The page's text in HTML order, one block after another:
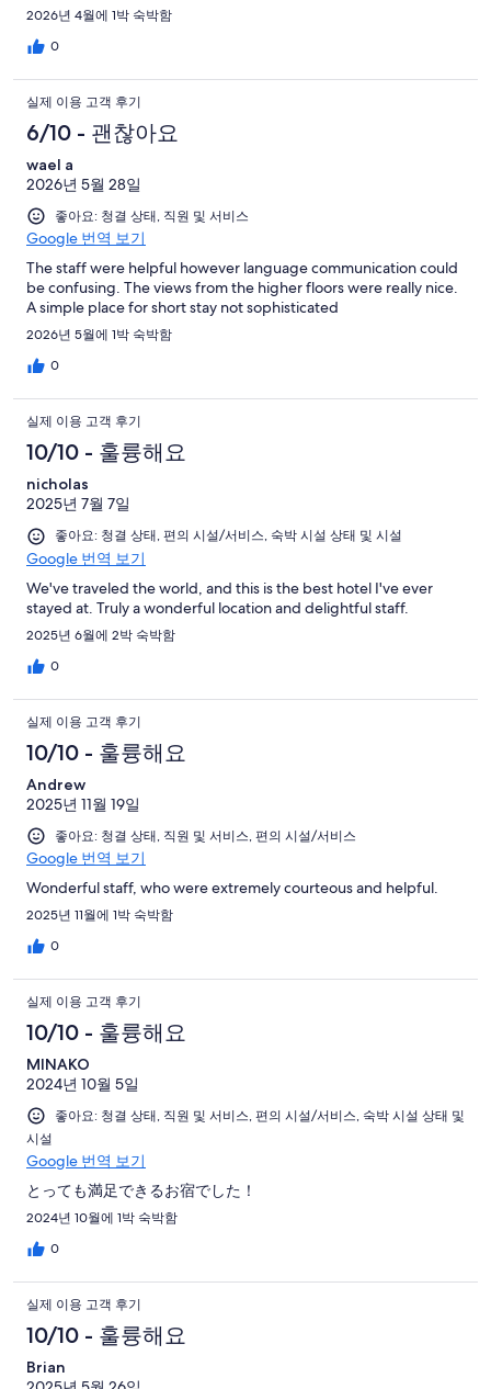
2026년 4월에 1박 숙박함
0
실제 이용 고객 후기
6/10 - 괜찮아요
wael a
2026년 5월 28일
좋아요: 청결 상태, 직원 및 서비스
Google 번역 보기
The staff were helpful however language communication could
be confusing. The views from the higher floors were really nice.
A simple place for short stay not sophisticated
2026년 5월에 1박 숙박함
0
실제 이용 고객 후기
10/10 - 훌륭해요
nicholas
2025년 7월 7일
좋아요: 청결 상태, 편의 시설/서비스, 숙박 시설 상태 및 시설
Google 번역 보기
We've traveled the world, and this is the best hotel I've ever
stayed at. Truly a wonderful location and delightful staff.
2025년 6월에 2박 숙박함
0
실제 이용 고객 후기
10/10 - 훌륭해요
Andrew
2025년 11월 19일
좋아요: 청결 상태, 직원 및 서비스, 편의 시설/서비스
Google 번역 보기
Wonderful staff, who were extremely courteous and helpful.
2025년 11월에 1박 숙박함
0
실제 이용 고객 후기
10/10 - 훌륭해요
MINAKO
2024년 10월 5일
좋아요: 청결 상태, 직원 및 서비스, 편의 시설/서비스, 숙박 시설 상태 및
시설
Google 번역 보기
とっても満足できるお宿でした！
2024년 10월에 1박 숙박함
0
실제 이용 고객 후기
10/10 - 훌륭해요
Brian